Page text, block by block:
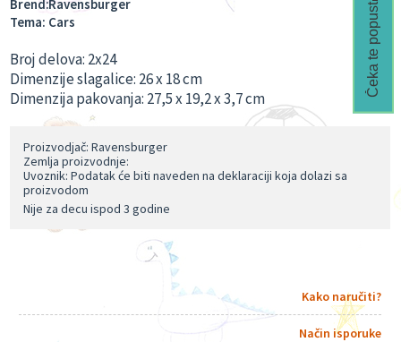
Brend:Ravensburger
Tema: Cars
Broj delova: 2x24
Dimenzije slagalice: 26 x 18 cm
Dimenzija pakovanja: 27,5 x 19,2 x 3,7 cm
Proizvodjač: Ravensburger
Zemlja proizvodnje:
Uvoznik: Podatak će biti naveden na deklaraciji koja dolazi sa
proizvodom
Nije za decu ispod 3 godine
Kako naručiti?
Način isporuke
Čeka te popust🎁